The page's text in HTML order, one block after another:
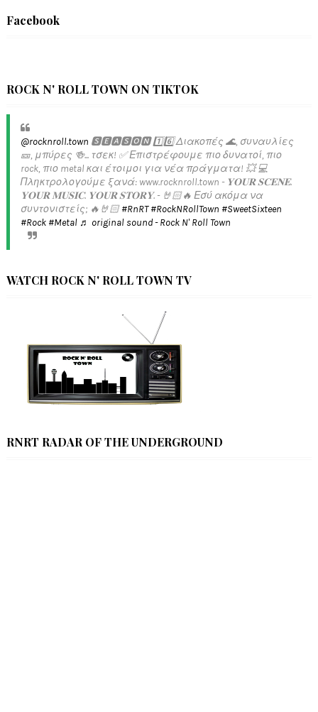
Facebook
ROCK N' ROLL TOWN ON TIKTOK
@rocknroll.town 🆂🅴🅰🆂🅾🅽 1️⃣6️⃣ Διακοπές 🌊, συναυλίες
🎫, μπύρες 🍻... τσεκ! ✅️ Επιστρέφουμε πιο δυνατοί, πιο
rock, πιο metal και έτοιμοι για νέα πράγματα! 💥 💻
Πληκτρολογούμε ξανά: www.rocknroll.town - 𝐘𝐎𝐔𝐑 𝐒𝐂𝐄𝐍𝐄.
𝐘𝐎𝐔𝐑 𝐌𝐔𝐒𝐈𝐂. 𝐘𝐎𝐔𝐑 𝐒𝐓𝐎𝐑𝐘. - 🤘🏻🔥 Εσύ ακόμα να
συντονιστείς; 🔥🤘🏻#RnRT #RockNRollTown #SweetSixteen
#Rock #Metal ♬ original sound - Rock N' Roll Town
WATCH ROCK N' ROLL TOWN TV
RNRT RADAR OF THE UNDERGROUND